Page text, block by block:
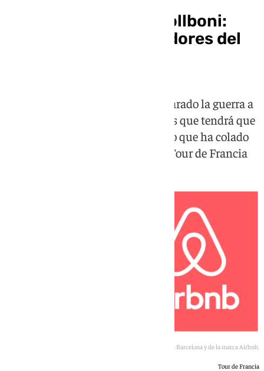
La ‘mala suerte’ de Collboni:
uno de los patrocinadores del
El alcalde de Barcelona le ha declarado la guerra a
esta plataforma de pisos turísticos que tendrá que
abandonar la ciudad en 2028, pero que ha colado
su imagen en la etapa inicial del Tour de Francia
Imágenes de la etapa del Tour de Francia en Barcelona y de la marca Airbnb.
Tour de Francia